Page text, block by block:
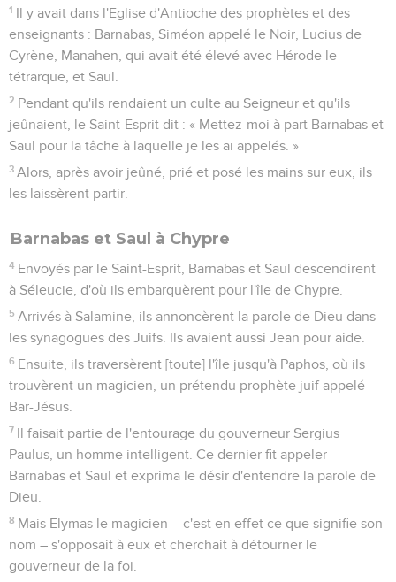
1 Il y avait dans l'Eglise d'Antioche des prophètes et des
enseignants : Barnabas, Siméon appelé le Noir, Lucius de
Cyrène, Manahen, qui avait été élevé avec Hérode le
tétrarque, et Saul.
2 Pendant qu'ils rendaient un culte au Seigneur et qu'ils
jeûnaient, le Saint-Esprit dit : « Mettez-moi à part Barnabas et
Saul pour la tâche à laquelle je les ai appelés. »
3 Alors, après avoir jeûné, prié et posé les mains sur eux, ils
les laissèrent partir.
Barnabas et Saul à Chypre
4 Envoyés par le Saint-Esprit, Barnabas et Saul descendirent
à Séleucie, d'où ils embarquèrent pour l'île de Chypre.
5 Arrivés à Salamine, ils annoncèrent la parole de Dieu dans
les synagogues des Juifs. Ils avaient aussi Jean pour aide.
6 Ensuite, ils traversèrent [toute] l'île jusqu'à Paphos, où ils
trouvèrent un magicien, un prétendu prophète juif appelé
Bar-Jésus.
7 Il faisait partie de l'entourage du gouverneur Sergius
Paulus, un homme intelligent. Ce dernier fit appeler
Barnabas et Saul et exprima le désir d'entendre la parole de
Dieu.
8 Mais Elymas le magicien – c'est en effet ce que signifie son
nom – s'opposait à eux et cherchait à détourner le
gouverneur de la foi.